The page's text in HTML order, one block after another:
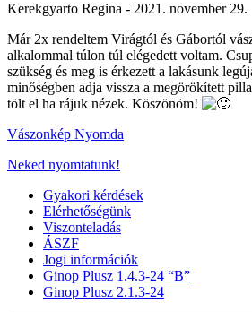
Kerekgyarto Regina - 2021. november 29.
Már 2x rendeltem Virágtól és Gábortól
alkalommal túlon túl elégedett voltam.
szükség és meg is érkezett a lakásunk
minőségben adja vissza a megörökített
tölt el ha rájuk nézek. Köszönöm!
Vászonkép Nyomda
Neked nyomtatunk!
Gyakori kérdések
Elérhetőségünk
Viszonteladás
ÁSZF
Jogi információk
Ginop Plusz 1.4.3-24 “B”
Ginop Plusz 2.1.3-24